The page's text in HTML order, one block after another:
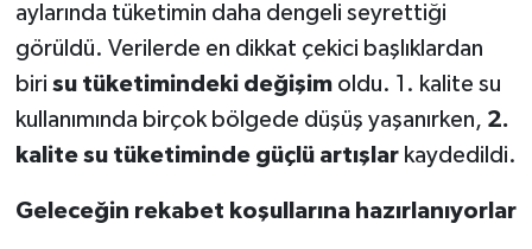
aylarında tüketimin daha dengeli seyrettiği
görüldü. Verilerde en dikkat çekici başlıklardan
biri su tüketimindeki değişimoldu. 1. kalite su
kullanımında birçok bölgede düşüş yaşanırken, 2.
kalite su tüketiminde güçlü artışlarkaydedildi.
Geleceğin rekabet koşullarına hazırlanıyorlar